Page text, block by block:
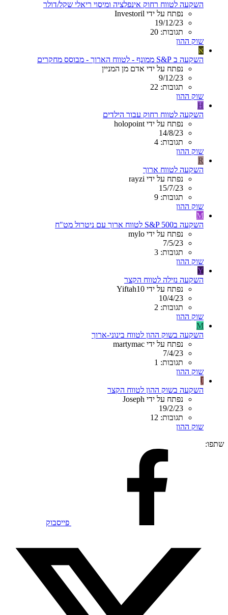
השקעה לטווח רחוק אינפלציה ומיסוי ריאלי שקל/דולר
נפתח על ידי Investoril
19/12/23
תגובות: 20
שוק ההון
א
השקעה ב S&P ממונף - לטווח הארוך - מבוסס מחקרים
נפתח על ידי אדם מן המניין
9/12/23
תגובות: 22
שוק ההון
H
השקעה לטווח רחוק עבור הילדים
נפתח על ידי holopoint
14/8/23
תגובות: 4
שוק ההון
R
השקעה לטווח ארוך
נפתח על ידי rayzi
15/7/23
תגובות: 9
שוק ההון
M
השקעה בS&P 500 לטווח ארוך עם ניטרול מט"ח
נפתח על ידי mylo
7/5/23
תגובות: 3
שוק ההון
Y
השקעה נזילה לטווח הקצר
נפתח על ידי Yiftah10
10/4/23
תגובות: 2
שוק ההון
M
השקעה בשוק ההון לטווח בינוני-ארוך
נפתח על ידי martymac
7/4/23
תגובות: 1
שוק ההון
J
השקעה בשוק ההון לטווח הקצר
נפתח על ידי Joseph
19/2/23
תגובות: 12
שוק ההון
שתפו:
פייסבוק